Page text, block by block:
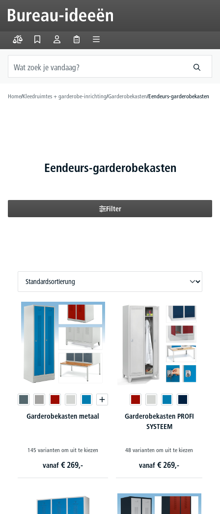
Home/Kleedruimtes + garderobe-inrichting/Garderobekasten/Eendeurs-garderobekasten
Eendeurs-garderobekasten
Filter
Garderobekasten metaal
145 varianten om uit te kiezen
vanaf € 269,-
Garderobekasten PROFI
SYSTEEM
48 varianten om uit te kiezen
vanaf € 269,-